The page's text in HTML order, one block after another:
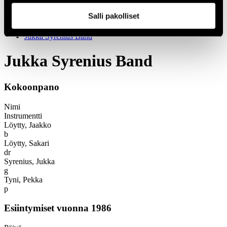
Salli pakolliset
1986
Jukka Syrenius Band
Jukka Syrenius Band
Kokoonpano
Nimi
Instrumentti
Löytty, Jaakko
b
Löytty, Sakari
dr
Syrenius, Jukka
g
Tyni, Pekka
p
Esiintymiset vuonna 1986